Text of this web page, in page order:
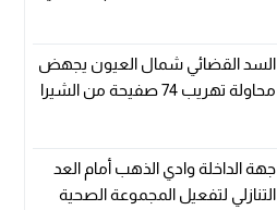
السد القضائي شمال العيون يجهض
محاولة تهريب 74 صفيحة من الشيرا
جهة الداخلة وادي الذهب أمام العد
التنازلي لتفعيل المجموعة الصحية